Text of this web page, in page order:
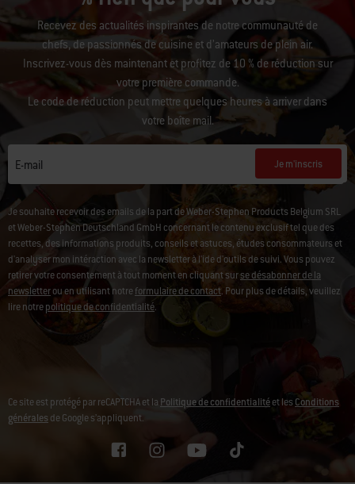
% rien que pour vous
Recevez des actualités inspirantes de notre communauté de
chefs, de passionnés de cuisine et d’amateurs de plein air.
Inscrivez-vous dès maintenant et profitez de 10 % de réduction sur
votre première commande.
Le code de réduction peut mettre quelques heures à arriver dans
votre boîte mail.
E-mail Je m'inscris
Je souhaite recevoir des emails de la part de Weber-Stephen Products Belgium SRL
et Weber-Stephen Deutschland GmbH concernant le contenu exclusif tel que des
recettes, des informations produits, conseils et astuces, études consommateurs et
d'analyser mon intéraction avec la newsletter à l'ide d'outils de suivi. Vous pouvez
retirer votre consentement à tout moment en cliquant surse désabonner de la
newsletterou en utilisant notreformulaire de contact
. Pour plus de détails, veuillez
lire notre
politique de confidentialité
Ce site est protégé par reCAPTCHA et la
Conditions